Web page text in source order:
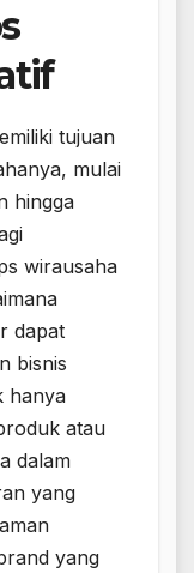
tujuan
mulai
hingga
wirausaha
dapat
bisnis
hanya
atau
dalam
yang
yang